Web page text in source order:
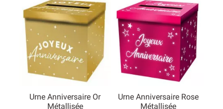
Urne Anniversaire Or
Métallisée
Urne Anniversaire Rose
Métallisée